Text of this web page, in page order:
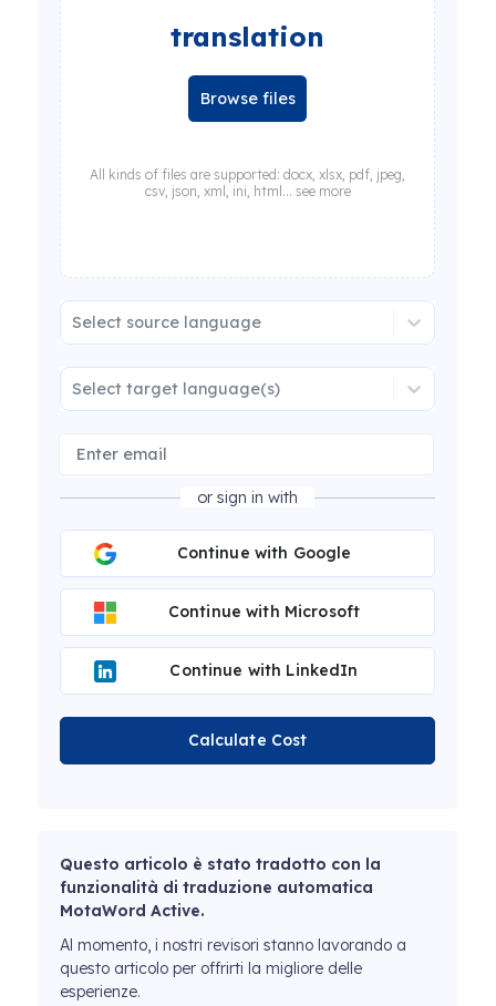
translation
Browse files
All kinds of files are supported: docx, xlsx, pdf, jpeg,
csv, json, xml, ini, html... see more
Select source language
Select target language(s)
or sign in with
Continue with Google
Continue with Microsoft
Continue with LinkedIn
Calculate Cost
Questo articolo è stato tradotto con la
funzionalità di traduzione automatica
MotaWord Active.
Al momento, i nostri revisori stanno lavorando a
questo articolo per offrirti la migliore delle
esperienze.